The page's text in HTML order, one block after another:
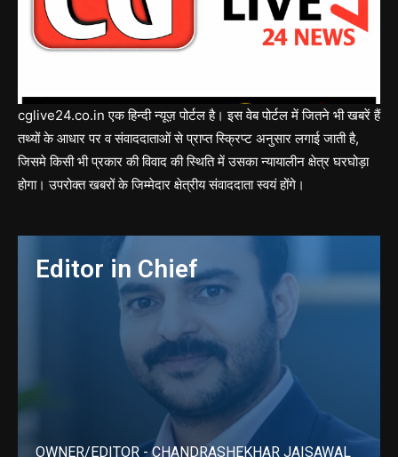
cglive24.co.in एक हिन्दी न्यूज़ पोर्टल है। इस वेब पोर्टल में जितने भी खबरें हैं
तथ्यों के आधार पर व संवाददाताओं से प्राप्त स्क्रिप्ट अनुसार लगाई जाती है,
जिसमे किसी भी प्रकार की विवाद की स्थिति में उसका न्यायालीन क्षेत्र घरघोड़ा
होगा। उपरोक्त खबरों के जिम्मेदार क्षेत्रीय संवाददाता स्वयं होंगे।
Editor in Chief
OWNER/EDITOR - CHANDRASHEKHAR JAISAWAL